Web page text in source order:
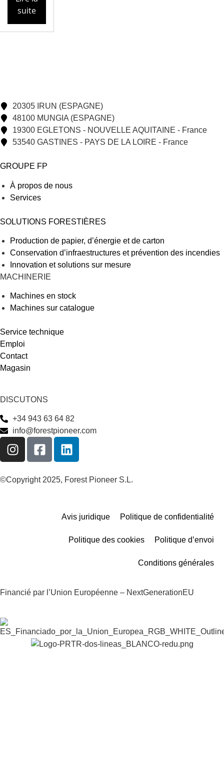
suite
20305 IRUN (ESPAGNE)
48100 MUNGIA (ESPAGNE)
19300 EGLETONS - NOUVELLE AQUITAINE - France
53540 GASTINES - PAYS DE LA LOIRE - France
GROUPE FP
À propos de nous
Services
SOLUTIONS FORESTIÈRES
Production de papier, d’énergie et de carton
Conservation d’infraestructures et prévention des incendies
Innovation et solutions sur mesure
MACHINERIE
Machines en stock
Machines sur catalogue
Service technique
Emploi
Contact
Magasin
DISCUTONS
+34 943 63 64 82
info@forestpioneer.com
©Copyright 2025, Forest Pioneer S.L.
Avis juridique Politique de confidentialité
Politique des cookies Politique d’envoi
Conditions générales
Financié par l’Union Européenne – NextGenerationEU